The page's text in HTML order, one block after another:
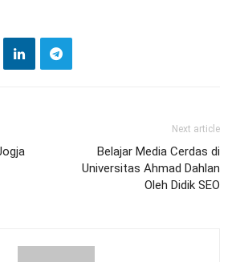
Next article
Belajar Media Cerdas di
Universitas Ahmad Dahlan
Oleh Didik SEO